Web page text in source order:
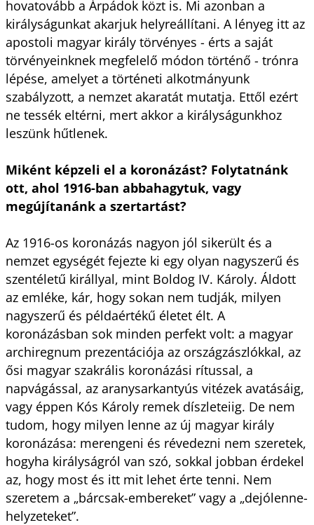
hovatovább a Árpádok közt is. Mi azonban a
királyságunkat akarjuk helyreállítani. A lényeg itt az
apostoli magyar király törvényes - érts a saját
törvényeinknek megfelelő módon történő - trónra
lépése, amelyet a történeti alkotmányunk
szabályzott, a nemzet akaratát mutatja. Ettől ezért
ne tessék eltérni, mert akkor a királyságunkhoz
leszünk hűtlenek.
Miként képzeli el a koronázást? Folytatnánk
ott, ahol 1916-ban abbahagytuk, vagy
megújítanánk a szertartást?
Az 1916-os koronázás nagyon jól sikerült és a
nemzet egységét fejezte ki egy olyan nagyszerű és
szentéletű királlyal, mint Boldog IV. Károly. Áldott
az emléke, kár, hogy sokan nem tudják, milyen
nagyszerű és példaértékű életet élt. A
koronázásban sok minden perfekt volt: a magyar
archiregnum prezentációja az országzászlókkal, az
ősi magyar szakrális koronázási rítussal, a
napvágással, az aranysarkantyús vitézek avatásáig,
vagy éppen Kós Károly remek díszleteiig. De nem
tudom, hogy milyen lenne az új magyar király
koronázása: merengeni és révedezni nem szeretek,
hogyha királyságról van szó, sokkal jobban érdekel
az, hogy most és itt mit lehet érte tenni. Nem
szeretem a „bárcsak-embereket” vagy a „dejólenne-
helyzeteket”.